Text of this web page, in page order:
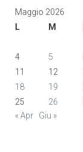
Maggio 2026
L
M
4
5
11
12
18
19
25
26
« Apr
Giu »